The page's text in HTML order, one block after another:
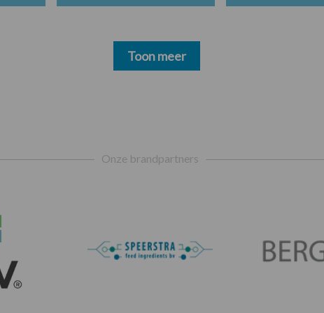
Toon meer
Onze brandpartners